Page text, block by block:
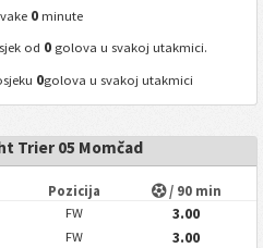
0 minute
od 0 golova u svakoj utakmici.
0golova u svakoj utakmici
Trier 05 Momčad
Pozicija / 90 min
FW
3.00
FW
3.00